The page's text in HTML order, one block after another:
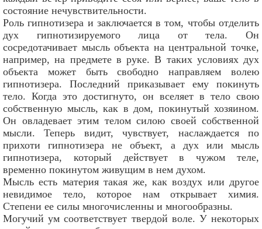
состояние нечувствительности.
Роль гипнотизера и заключается в том, чтобы отделить
дух гипнотизируемого лица от тела. Он
сосредотачивает мысль объекта на центральной точке,
например, на предмете в руке. В таких условиях дух
объекта может быть свободно направляем волею
гипнотизера. Последний приказывает ему покинуть
тело. Когда это достигнуто, он вселяет в тело свою
собственную мысль, как в дом, покинутый хозяином.
Он овладевает этим телом силою своей собственной
мысли. Теперь видит, чувствует, наслаждается по
прихоти гипнотизера не объект, а дух или мысль
гипнотизера, который действует в чужом теле,
временно покинутом живущим в нем духом.
Мысль есть материя такая же, как воздух или другое
невидимое тело, которое нам открывает химия.
Степени ее силы многочисленны и многообразны.
Могучий ум соответствует твердой воле. У некоторых